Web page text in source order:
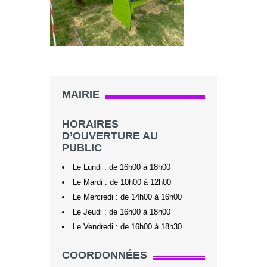
MAIRIE
HORAIRES
D’OUVERTURE AU
PUBLIC
Le Lundi : de 16h00 à 18h00
Le Mardi : de 10h00 à 12h00
Le Mercredi : de 14h00 à 16h00
Le Jeudi : de 16h00 à 18h00
Le Vendredi : de 16h00 à 18h30
COORDONNÉES